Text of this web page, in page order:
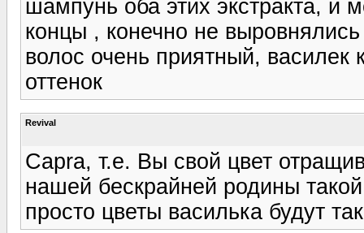
шампунь оба этих экстракта, и
концы , конечно не
волос очень приятный, василек
оттенок
Revival
Capra, т.е. Вы свой цвет
нашей бескрайней родины
просто цветы василька будут